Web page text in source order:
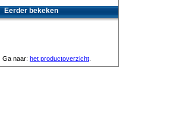
Eerder bekeken
Ga naar: het productoverzicht